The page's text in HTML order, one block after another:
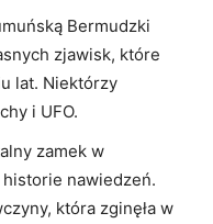
Bermudzki
​zjawisk, które
lat. Niektórzy
i UFO.
zamek w
historie nawiedzeń.
która zginęła w